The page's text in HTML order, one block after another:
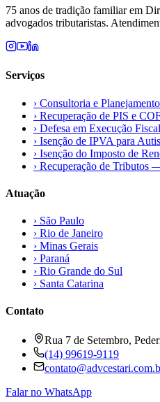
75 anos de tradição familiar em
advogados tributaristas.
Serviços
› Consultoria e
› Recuperação de PIS e
› Defesa em Execução Fiscal
› Isenção de IPVA para
› Isenção do Imposto de
› Recuperação de Tributos
Atuação
› São Paulo
› Rio de Janeiro
› Minas Gerais
› Paraná
› Rio Grande do Sul
› Santa Catarina
Contato
Rua 7 de Setembro,
(14) 99619-9119
Falar no WhatsApp